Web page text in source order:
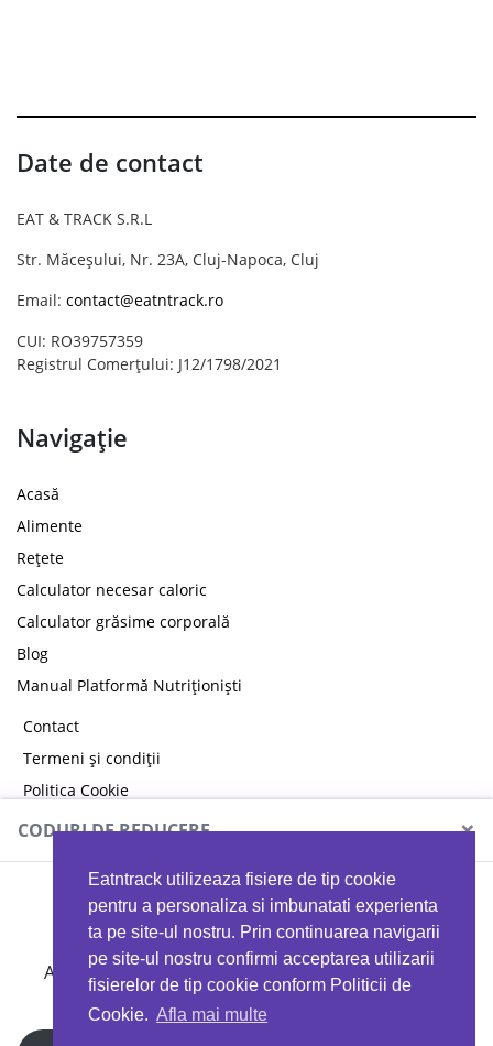
Eatntrack utilizeaza fisiere de tip cookie
pentru a personaliza si imbunatati experienta
ta pe site-ul nostru. Prin continuarea navigarii
pe site-ul nostru confirmi acceptarea utilizarii
fisierelor de tip cookie conform Politicii de
Cookie. Afla mai multe
Date de contact
EAT & TRACK S.R.L
Str. Măceșului, Nr. 23A, Cluj-Napoca, Cluj
Email: contact@eatntrack.ro
CUI: RO39757359
Registrul Comerțului: J12/1798/2021
Navigație
Acasă
Alimente
Rețete
Calculator necesar caloric
Calculator grăsime corporală
Blog
Manual Platformă Nutriționiști
Contact
Termeni și condiții
Politica Cookie
Politica de confidențialitate
CODURI DE REDUCERE ×
MYPROTEIN
Ai 40%reducere la orice comandă folosind codul
EATTRACK